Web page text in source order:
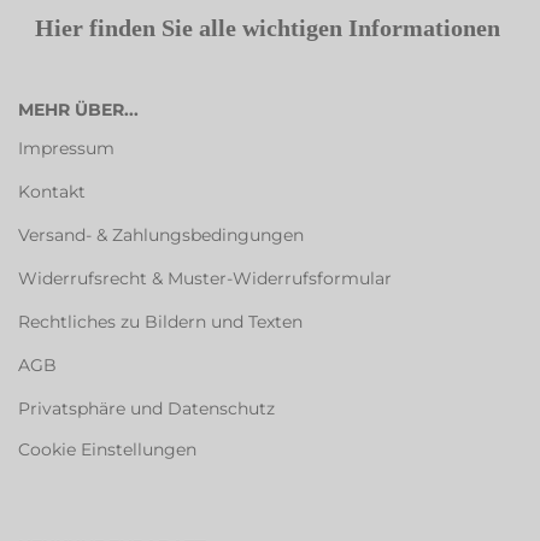
Hier finden Sie alle wichtigen Informationen
MEHR ÜBER...
Impressum
Kontakt
Versand- & Zahlungsbedingungen
Widerrufsrecht & Muster-Widerrufsformular
Rechtliches zu Bildern und Texten
AGB
Privatsphäre und Datenschutz
Cookie Einstellungen